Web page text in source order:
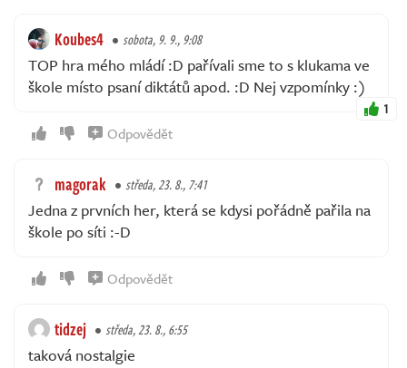
Koubes4 sobota, 9. 9., 9:08
TOP hra mého mládí :D pařívali sme to s klukama ve
škole místo psaní diktátů apod. :D Nej vzpomínky :)
1
Odpovědět
magorak středa, 23. 8., 7:41
Jedna z prvních her, která se kdysi pořádně pařila na
škole po síti :-D
Odpovědět
tidzej středa, 23. 8., 6:55
taková nostalgie